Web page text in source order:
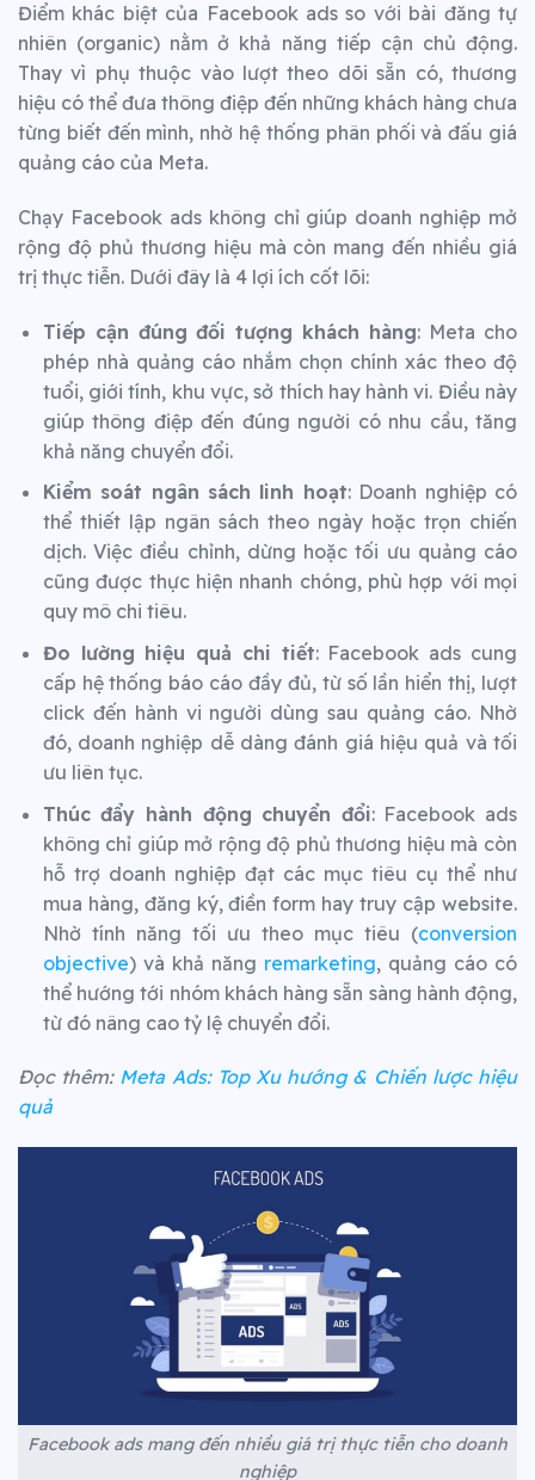
Điểm khác biệt của Facebook ads so với bài đăng tự
nhiên (organic) nằm ở khả năng tiếp cận chủ động.
Thay vì phụ thuộc vào lượt theo dõi sẵn có, thương
hiệu có thể đưa thông điệp đến những khách hàng chưa
từng biết đến mình, nhờ hệ thống phân phối và đấu giá
quảng cáo của Meta.
Chạy Facebook ads không chỉ giúp doanh nghiệp mở
rộng độ phủ thương hiệu mà còn mang đến nhiều giá
trị thực tiễn. Dưới đây là 4 lợi ích cốt lõi:
Tiếp cận đúng đối tượng khách hàng: Meta cho
phép nhà quảng cáo nhắm chọn chính xác theo độ
tuổi, giới tính, khu vực, sở thích hay hành vi. Điều này
giúp thông điệp đến đúng người có nhu cầu, tăng
khả năng chuyển đổi.
Kiểm soát ngân sách linh hoạt: Doanh nghiệp có
thể thiết lập ngân sách theo ngày hoặc trọn chiến
dịch. Việc điều chỉnh, dừng hoặc tối ưu quảng cáo
cũng được thực hiện nhanh chóng, phù hợp với mọi
quy mô chi tiêu.
Đo lường hiệu quả chi tiết: Facebook ads cung
cấp hệ thống báo cáo đầy đủ, từ số lần hiển thị, lượt
click đến hành vi người dùng sau quảng cáo. Nhờ
đó, doanh nghiệp dễ dàng đánh giá hiệu quả và tối
ưu liên tục.
Thúc đẩy hành động chuyển đổi: Facebook ads
không chỉ giúp mở rộng độ phủ thương hiệu mà còn
hỗ trợ doanh nghiệp đạt các mục tiêu cụ thể như
mua hàng, đăng ký, điền form hay truy cập website.
Nhờ tính năng tối ưu theo mục tiêu (conversion
objective) và khả năng remarketing, quảng cáo có
thể hướng tới nhóm khách hàng sẵn sàng hành động,
từ đó nâng cao tỷ lệ chuyển đổi.
Đọc thêm: Meta Ads: Top Xu hướng & Chiến lược hiệu
quả
Facebook ads mang đến nhiều giá trị thực tiễn cho doanh
nghiệp